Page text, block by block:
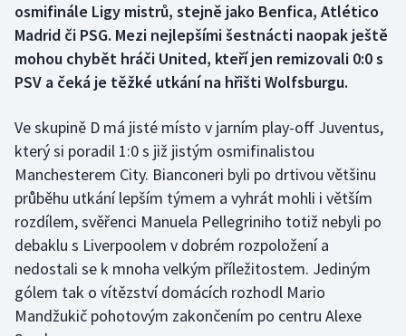
Dostihy
Florbal
Golf
Gymnastika
Házená
Jezdectví
osmifinále Ligy mistrů, stejně jako Benfica, Atlético
Madrid či PSG. Mezi nejlepšími šestnácti naopak ještě
mohou chybět hráči United, kteří jen remizovali 0:0 s
PSV a čeká je těžké utkání na hřišti Wolfsburgu.
Ve skupině D má jisté místo v jarním play-off Juventus,
který si poradil 1:0 s již jistým osmifinalistou
Manchesterem City. Bianconeri byli po drtivou většinu
průběhu utkání lepším týmem a vyhrát mohli i větším
rozdílem, svěřenci Manuela Pellegriniho totiž nebyli po
debaklu s Liverpoolem v dobrém rozpoložení a
nedostali se k mnoha velkým příležitostem. Jediným
gólem tak o vítězství domácích rozhodl Mario
Mandžukič pohotovým zakončením po centru Alexe